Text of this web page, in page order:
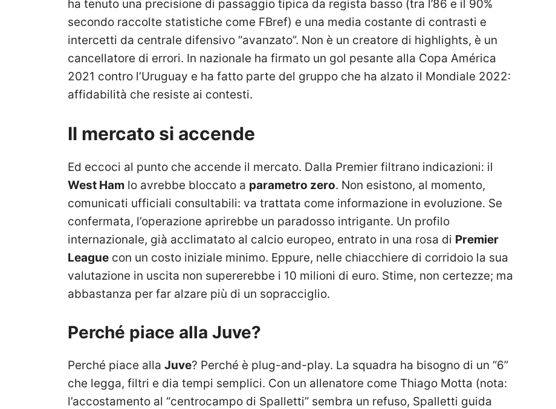
ha tenuto una precisione di passaggio tipica da regista basso (tra l’86 e il 90%
secondo raccolte statistiche come FBref) e una media costante di contrasti e
intercetti da centrale difensivo “avanzato”. Non è un creatore di highlights, è un
cancellatore di errori. In nazionale ha firmato un gol pesante alla Copa América
2021 contro l’Uruguay e ha fatto parte del gruppo che ha alzato il Mondiale 2022:
affidabilità che resiste ai contesti.
Il mercato si accende
Ed eccoci al punto che accende il mercato. Dalla Premier filtrano indicazioni: il
West Ham lo avrebbe bloccato a parametro zero. Non esistono, al momento,
comunicati ufficiali consultabili: va trattata come informazione in evoluzione. Se
confermata, l’operazione aprirebbe un paradosso intrigante. Un profilo
internazionale, già acclimatato al calcio europeo, entrato in una rosa di Premier
League con un costo iniziale minimo. Eppure, nelle chiacchiere di corridoio la sua
valutazione in uscita non supererebbe i 10 milioni di euro. Stime, non certezze; ma
abbastanza per far alzare più di un sopracciglio.
Perché piace alla Juve?
Perché piace alla Juve? Perché è plug-and-play. La squadra ha bisogno di un “6”
che legga, filtri e dia tempi semplici. Con un allenatore come Thiago Motta (nota:
l’accostamento al “centrocampo di Spalletti” sembra un refuso, Spalletti guida